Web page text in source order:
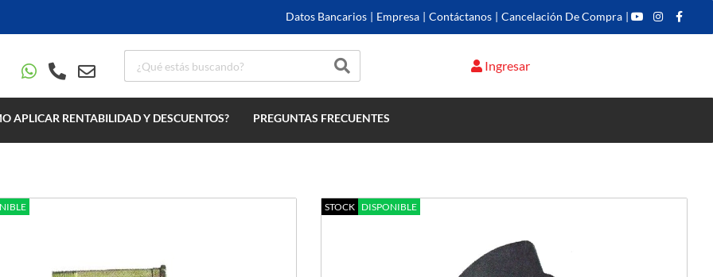
Datos Bancarios | Empresa | Contáctanos | Cancelación De Compra |
Ingresar
APLICAR RENTABILIDAD Y DESCUENTOS? PREGUNTAS FRECUENTES
Menor Precio
STOCK DISPONIBLE